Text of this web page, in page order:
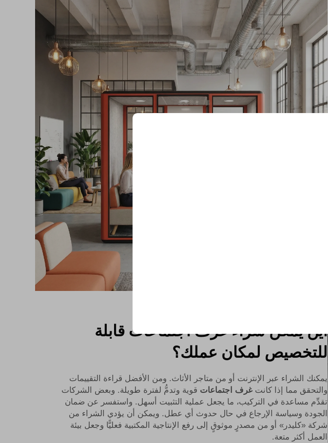
أين يمكن شراء غرف اجتماعات قابلة
للتخصيص لمكان عملك؟
يمكنك الشراء عبر الإنترنت أو من متاجر الأثاث. ومن الأفضل قراءة التقييمات
والتحقق مما إذا كانت غرف اجتماعات قوية وتدمُّ لفترة طويلة. وبعض الشركات
تقدِّم مساعدة في التركيب، ما يجعل عملية التثبيت أسهل. واستفسر عن ضمان
الجودة وسياسة الإرجاع في حال حدوث أي عطل. ويمكن أن يؤدي الشراء من
شركة «كليدر» أو من مصدرٍ موثوقٍ إلى رفع الإنتاجية المكتبية فعليًّا وجعل بيئة
العمل أكثر متعة.